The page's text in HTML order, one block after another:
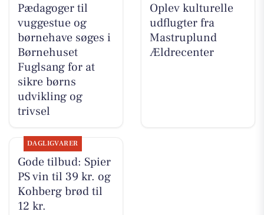
Pædagoger til
vuggestue og
børnehave søges i
Børnehuset
Fuglsang for at
sikre børns
udvikling og
trivsel
Oplev kulturelle
udflugter fra
Mastruplund
Ældrecenter
DAGLIGVARER
Gode tilbud: Spier
PS vin til 39 kr. og
Kohberg brød til
12 kr.